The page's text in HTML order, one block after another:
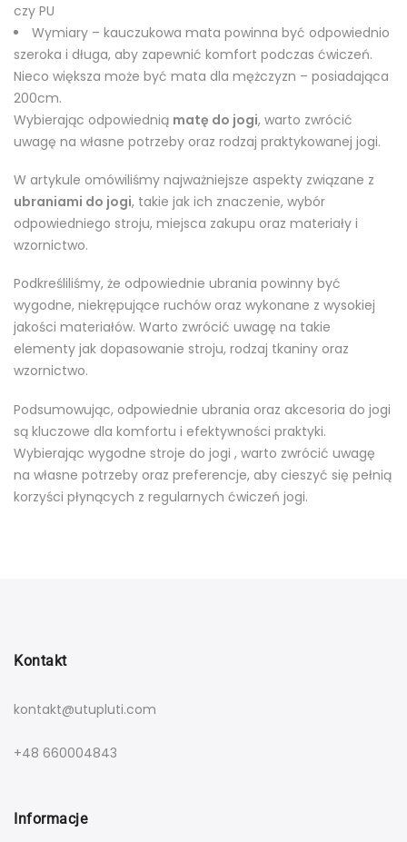
czy PU
Wymiary – kauczukowa mata powinna być odpowiednio
szeroka i długa, aby zapewnić komfort podczas ćwiczeń.
Nieco większa może być mata dla mężczyzn – posiadająca
200cm.
Wybierając odpowiednią matę do jogi, warto zwrócić
uwagę na własne potrzeby oraz rodzaj praktykowanej jogi.
W artykule omówiliśmy najważniejsze aspekty związane z
ubraniami do jogi, takie jak ich znaczenie, wybór
odpowiedniego stroju, miejsca zakupu oraz materiały i
wzornictwo.
Podkreśliliśmy, że odpowiednie ubrania powinny być
wygodne, niekrępujące ruchów oraz wykonane z wysokiej
jakości materiałów. Warto zwrócić uwagę na takie
elementy jak dopasowanie stroju, rodzaj tkaniny oraz
wzornictwo.
Podsumowując, odpowiednie ubrania oraz akcesoria do jogi
są kluczowe dla komfortu i efektywności praktyki.
Wybierając wygodne stroje do jogi , warto zwrócić uwagę
na własne potrzeby oraz preferencje, aby cieszyć się pełnią
korzyści płynących z regularnych ćwiczeń jogi.
Kontakt
kontakt@utupluti.com
+48 660004843
Informacje